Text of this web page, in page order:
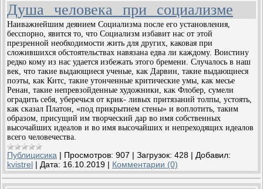
Душа человека при социализме
Наиважнейшим деянием Социализма после его установления,
бесспорно, явится то, что Социализм избавит нас от этой
презренной необходимости жить для других, каковая при
сложившихся обстоятельствах навязана едва ли каждому. Воистину
редко кому из нас удается избежать этого бремени. Случалось в наш
век, что такие выдающиеся ученые, как Дарвин, такие выдающиеся
поэты, как Китс, такие утонченные критические умы, как месье
Ренан, такие непревзойденные художники, как Флобер, сумели
оградить себя, уберечься от крик- ливых притязаний толпы, устоять,
как сказал Платон, «под прикрытием стены» и воплотить, таким
образом, присущий им творческий дар во имя собственных
высочайших идеалов и во имя высочайших и непреходящих идеалов
всего человечества.
Публицисика | Просмотров: 907 | Загрузок: 428 | Добавил:
kvistrel | Дата: 16.10.2019 | Комментарии (0)